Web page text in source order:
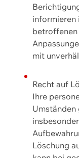
informieren
betroffenen
mit
Recht auf
Ihre
Umständen
Löschung